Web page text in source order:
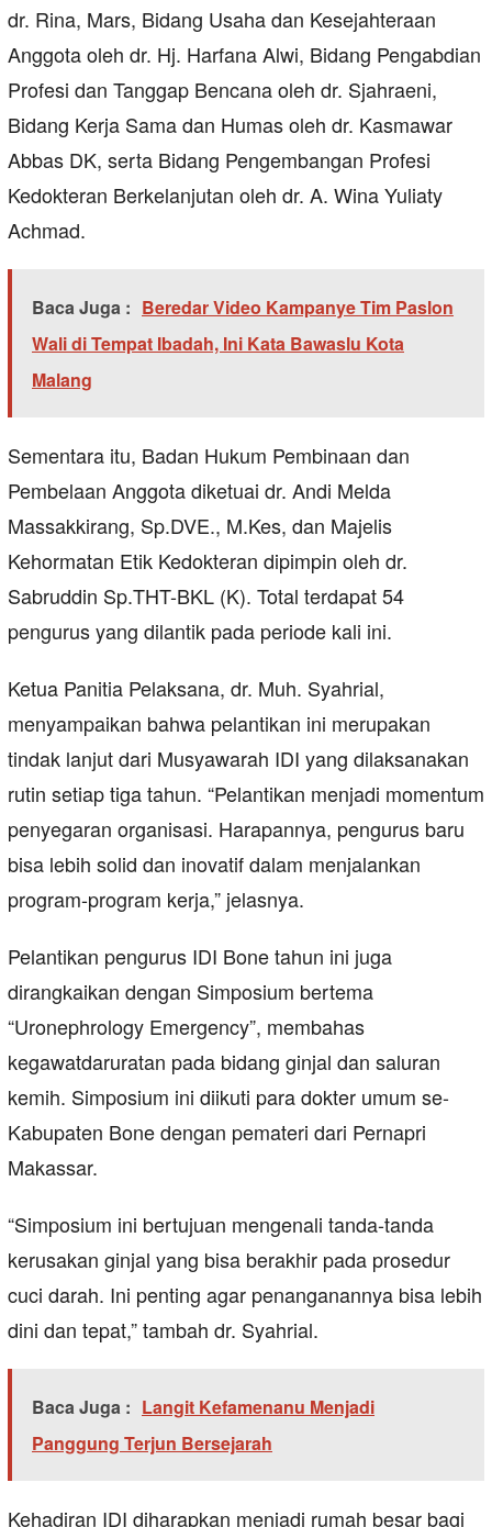
dr. Rina, Mars, Bidang Usaha dan Kesejahteraan
Anggota oleh dr. Hj. Harfana Alwi, Bidang Pengabdian
Profesi dan Tanggap Bencana oleh dr. Sjahraeni,
Bidang Kerja Sama dan Humas oleh dr. Kasmawar
Abbas DK, serta Bidang Pengembangan Profesi
Kedokteran Berkelanjutan oleh dr. A. Wina Yuliaty
Achmad.
Baca Juga : Beredar Video Kampanye Tim Paslon
Wali di Tempat Ibadah, Ini Kata Bawaslu Kota
Malang
Sementara itu, Badan Hukum Pembinaan dan
Pembelaan Anggota diketuai dr. Andi Melda
Massakkirang, Sp.DVE., M.Kes, dan Majelis
Kehormatan Etik Kedokteran dipimpin oleh dr.
Sabruddin Sp.THT-BKL (K). Total terdapat 54
pengurus yang dilantik pada periode kali ini.
Ketua Panitia Pelaksana, dr. Muh. Syahrial,
menyampaikan bahwa pelantikan ini merupakan
tindak lanjut dari Musyawarah IDI yang dilaksanakan
rutin setiap tiga tahun. “Pelantikan menjadi momentum
penyegaran organisasi. Harapannya, pengurus baru
bisa lebih solid dan inovatif dalam menjalankan
program-program kerja,” jelasnya.
Pelantikan pengurus IDI Bone tahun ini juga
dirangkaikan dengan Simposium bertema
“Uronephrology Emergency”, membahas
kegawatdaruratan pada bidang ginjal dan saluran
kemih. Simposium ini diikuti para dokter umum se-
Kabupaten Bone dengan pemateri dari Pernapri
Makassar.
“Simposium ini bertujuan mengenali tanda-tanda
kerusakan ginjal yang bisa berakhir pada prosedur
cuci darah. Ini penting agar penanganannya bisa lebih
dini dan tepat,” tambah dr. Syahrial.
Baca Juga : Langit Kefamenanu Menjadi
Panggung Terjun Bersejarah
Kehadiran IDI diharapkan menjadi rumah besar bagi